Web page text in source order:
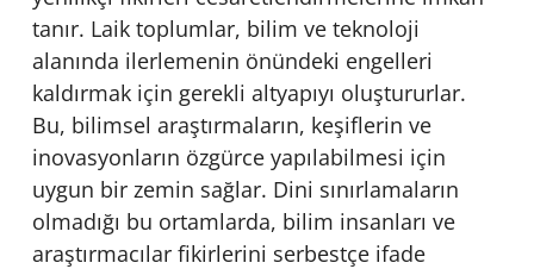
tanır. Laik toplumlar, bilim ve teknoloji
alanında ilerlemenin önündeki engelleri
kaldırmak için gerekli altyapıyı oluştururlar.
Bu, bilimsel araştırmaların, keşiflerin ve
inovasyonların özgürce yapılabilmesi için
uygun bir zemin sağlar. Dini sınırlamaların
olmadığı bu ortamlarda, bilim insanları ve
araştırmacılar fikirlerini serbestçe ifade